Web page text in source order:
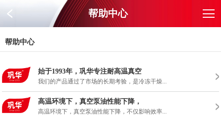
帮助中心
帮助中心
始于1993年，巩华专注耐高温真空
我们的产品通过了市场的长期考验，是冷冻干燥...
高温环境下，真空泵油性能下降，
高温环境下，真空泵油性能下降，不仅影响效率...